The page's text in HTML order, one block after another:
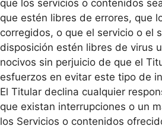
que los servicios o contenidos
que estén libres de errores, que
corregidos, o que el servicio o el
disposición estén libres de virus
nocivos sin perjuicio de que el
esfuerzos en evitar este tipo de
El Titular declina cualquier
que existan interrupciones o un
los Servicios o contenidos